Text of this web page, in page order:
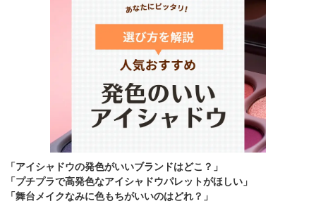
「アイシャドウの発色がいいブランドはどこ？」
「プチプラで高発色なアイシャドウパレットがほしい」
「舞台メイクなみに色もちがいいのはどれ？」